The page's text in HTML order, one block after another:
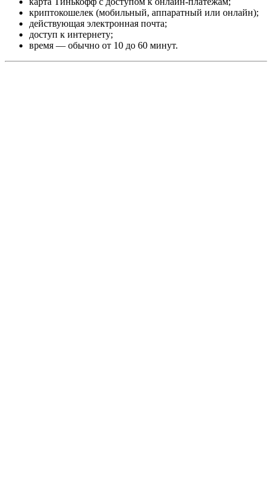
криптокошелек (мобильный, аппаратный или онлайн);
действующая электронная почта;
доступ к интернету;
время — обычно от 10 до 60 минут.